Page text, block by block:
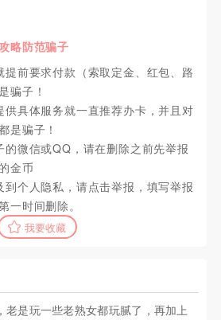
略防范骗子
提前要求付款（索取定金、红包、路
骗子！
具体服务就一直推荐办卡，并且对
是骗子！
微信或QQ，请在删除之前先举报
金币
个人隐私，请点击举报，填写举报
一时间删除。
我要收藏
老是玩一些老熟女都玩腻了，再加上